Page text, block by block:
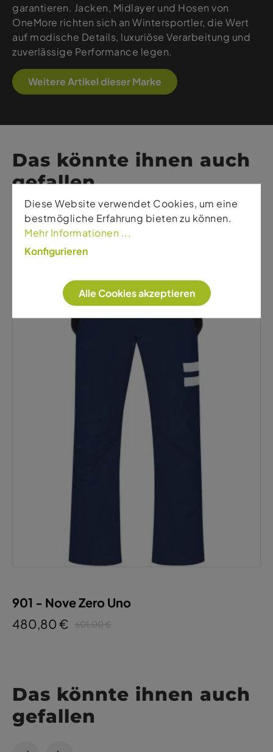
garantieren. Jacken, Midlayer und Hosen von
OneMore richten sich an Wintersportler, die Wert
auf modische Details, luxuriöse Verarbeitung und
zuverlässige Performance legen.
Weitere Artikel dieser Marke
Das könnte ihnen auch
gefallen
901 - Nove Zero Uno
480,80 €
601,00 €
Das könnte ihnen auch
gefallen
Diese Website verwendet Cookies, um eine
bestmögliche Erfahrung bieten zu können.
Mehr Informationen ...
Konfigurieren
Alle Cookies akzeptieren